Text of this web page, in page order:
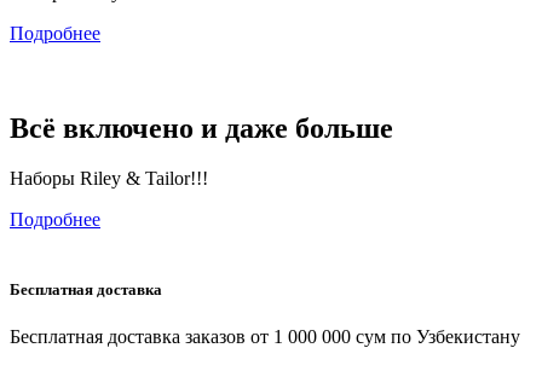
Подробнее
Всё включено и даже больше
Наборы Riley & Tailor!!!
Подробнее
Бесплатная доставка
Бесплатная доставка заказов от 1 000 000 сум по Узбекистану